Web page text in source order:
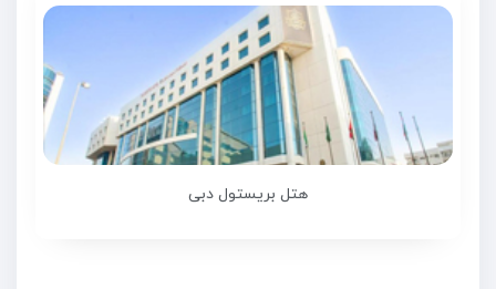
هتل بریستول دبی